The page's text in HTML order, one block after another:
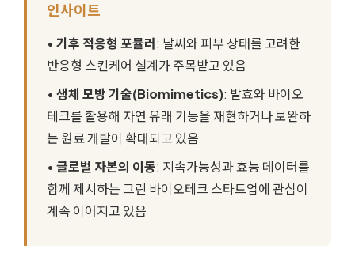
인사이트
• 기후 적응형 포뮬러: 날씨와 피부 상태를 고려한
반응형 스킨케어 설계가 주목받고 있음
• 생체 모방 기술(Biomimetics): 발효와 바이오
테크를 활용해 자연 유래 기능을 재현하거나 보완하
는 원료 개발이 확대되고 있음
• 글로벌 자본의 이동: 지속가능성과 효능 데이터를
함께 제시하는 그린 바이오테크 스타트업에 관심이
계속 이어지고 있음